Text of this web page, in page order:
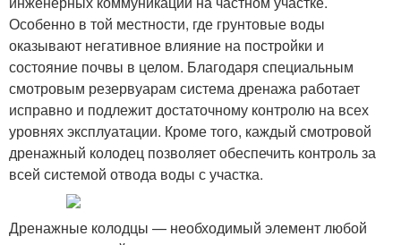
Особенно в той местности, где грунтовые воды
оказывают негативное влияние на постройки и
состояние почвы в целом. Благодаря специальным
смотровым резервуарам система дренажа работает
исправно и подлежит достаточному контролю на всех
уровнях эксплуатации. Кроме того, каждый смотровой
дренажный колодец позволяет обеспечить контроль за
всей системой отвода воды с участка.
Дренажные колодцы — необходимый элемент любой